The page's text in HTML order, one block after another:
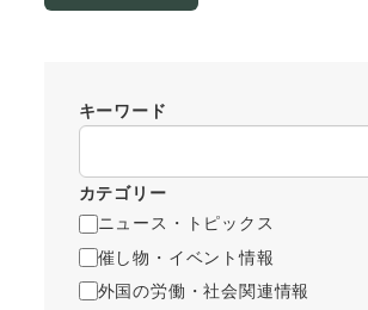
キーワード
カテゴリー
ニュース・トピックス
催し物・イベント情報
外国の労働・社会関連情報